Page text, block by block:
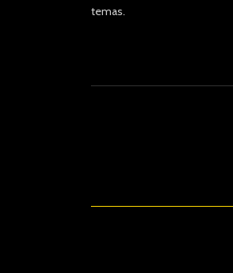
temas.